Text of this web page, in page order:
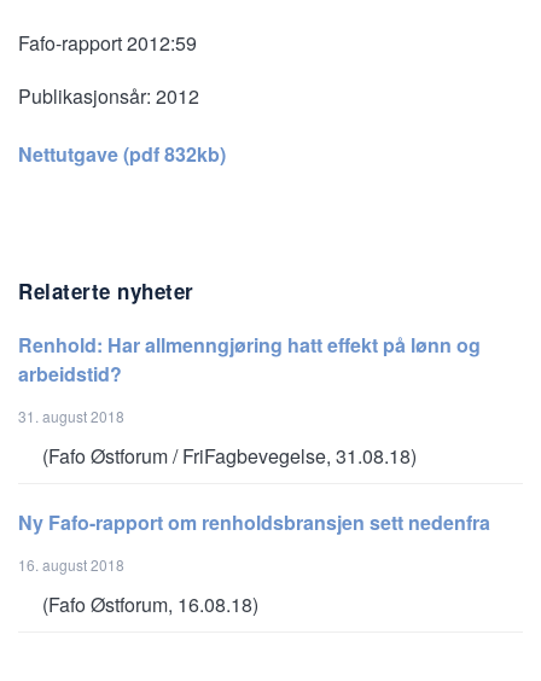
Fafo-rapport 2012:59
Publikasjonsår: 2012
Nettutgave (pdf 832kb)
Relaterte nyheter
Renhold: Har allmenngjøring hatt effekt på lønn og
arbeidstid?
31. august 2018
(Fafo Østforum / FriFagbevegelse, 31.08.18)
Ny Fafo-rapport om renholdsbransjen sett nedenfra
16. august 2018
(Fafo Østforum, 16.08.18)